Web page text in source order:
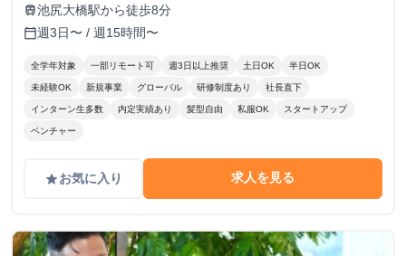
train池尻大橋駅から徒歩8分
calendar_today週3日〜 / 週15時間〜
全学年対象 一部リモート可 週3日以上推奨 土日OK 半日OK
未経験OK 新規事業 グローバル 研修制度あり 社長直下
インターン生多数 内定実績あり 髪型自由 私服OK スタートアップ
ベンチャー
gradeお気に入り 求人を見る